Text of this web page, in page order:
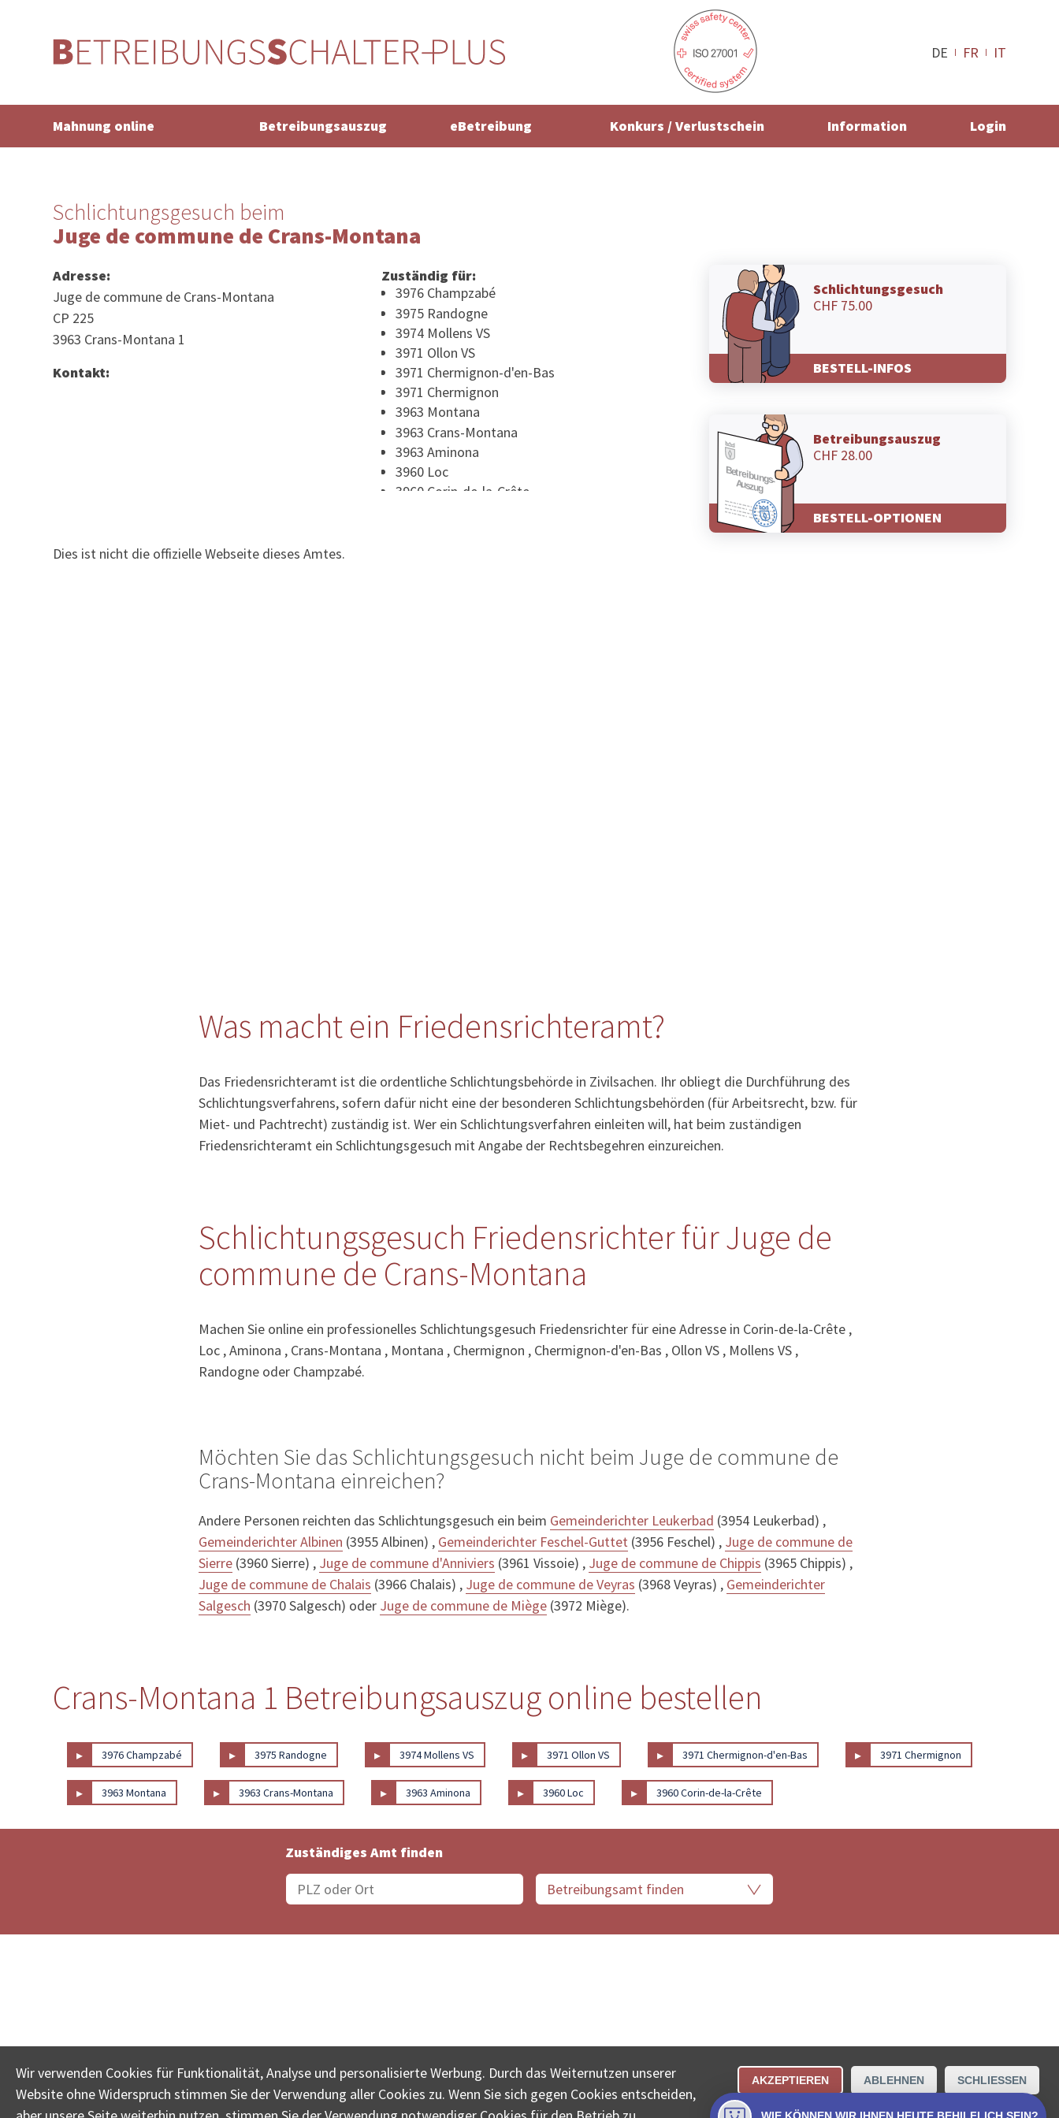
DE FR IT
Mahnung online Betreibungsauszug eBetreibung Konkurs / Verlustschein Information Login
Schlichtungsgesuch beim
Juge de commune de Crans-Montana
Adresse:
Juge de commune de Crans-Montana
CP 225
3963 Crans-Montana 1
Kontakt:
Zuständig für:
3976 Champzabé
3975 Randogne
3974 Mollens VS
3971 Ollon VS
3971 Chermignon-d'en-Bas
3971 Chermignon
3963 Montana
3963 Crans-Montana
3963 Aminona
3960 Loc
3960 Corin-de-la-Crête
Schlichtungsgesuch
CHF 75.00
BESTELL-INFOS
Betreibungsauszug
CHF 28.00
BESTELL-OPTIONEN
Dies ist nicht die offizielle Webseite dieses Amtes.
Was macht ein Friedensrichteramt?
Das Friedensrichteramt ist die ordentliche Schlichtungsbehörde in Zivilsachen. Ihr obliegt die Durchführung des
Schlichtungsverfahrens, sofern dafür nicht eine der besonderen Schlichtungsbehörden (für Arbeitsrecht, bzw. für
Miet- und Pachtrecht) zuständig ist. Wer ein Schlichtungsverfahren einleiten will, hat beim zuständigen
Friedensrichteramt ein Schlichtungsgesuch mit Angabe der Rechtsbegehren einzureichen.
Schlichtungsgesuch Friedensrichter für Juge de
commune de Crans-Montana
Machen Sie online ein professionelles Schlichtungsgesuch Friedensrichter für eine Adresse in Corin-de-la-Crête ,
Loc , Aminona , Crans-Montana , Montana , Chermignon , Chermignon-d'en-Bas , Ollon VS , Mollens VS ,
Randogne oder Champzabé.
Möchten Sie das Schlichtungsgesuch nicht beim Juge de commune de
Crans-Montana einreichen?
Andere Personen reichten das Schlichtungsgesuch ein beim Gemeinderichter Leukerbad (3954 Leukerbad) ,
Gemeinderichter Albinen (3955 Albinen) , Gemeinderichter Feschel-Guttet (3956 Feschel) , Juge de commune de
Sierre (3960 Sierre) , Juge de commune d'Anniviers (3961 Vissoie) , Juge de commune de Chippis (3965 Chippis) ,
Juge de commune de Chalais (3966 Chalais) , Juge de commune de Veyras (3968 Veyras) , Gemeinderichter
Salgesch (3970 Salgesch) oder Juge de commune de Miège (3972 Miège).
Crans-Montana 1 Betreibungsauszug online bestellen
▸ 3976 Champzabé ▸ 3975 Randogne ▸ 3974 Mollens VS ▸ 3971 Ollon VS ▸ 3971 Chermignon-d'en-Bas ▸ 3971 Chermignon
▸ 3963 Montana ▸ 3963 Crans-Montana ▸ 3963 Aminona ▸ 3960 Loc ▸ 3960 Corin-de-la-Crête
Zuständiges Amt finden
Wir verwenden Cookies für Funktionalität, Analyse und personalisierte Werbung. Durch das Weiternutzen unserer
Website ohne Widerspruch stimmen Sie der Verwendung aller Cookies zu. Wenn Sie sich gegen Cookies entscheiden,
AKZEPTIEREN ABLEHNEN SCHLIESSEN
© COLLECTA AG
www.betreibungsschalter-plus.ch ist eine Dienstleistungsplattform der Collecta AG.